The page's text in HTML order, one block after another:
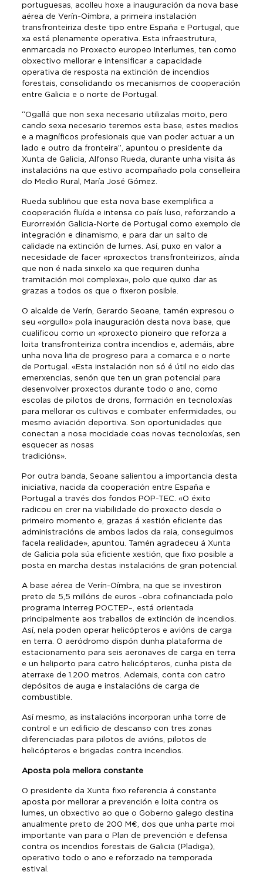
portuguesas, acolleu hoxe a inauguración da nova base
aérea de Verín-Oímbra, a primeira instalación
transfronteiriza deste tipo entre España e Portugal, que
xa está plenamente operativa. Esta infraestrutura,
enmarcada no Proxecto europeo Interlumes, ten como
obxectivo mellorar e intensificar a capacidade
operativa de resposta na extinción de incendios
forestais, consolidando os mecanismos de cooperación
entre Galicia e o norte de Portugal.
“Ogallá que non sexa necesario utilizalas moito, pero
cando sexa necesario teremos esta base, estes medios
e a magníficos profesionais que van poder actuar a un
lado e outro da fronteira”, apuntou o presidente da
Xunta de Galicia, Alfonso Rueda, durante unha visita ás
instalacións na que estivo acompañado pola conselleira
do Medio Rural, María José Gómez.
Rueda subliñou que esta nova base exemplifica a
cooperación fluída e intensa co país luso, reforzando a
Eurorrexión Galicia-Norte de Portugal como exemplo de
integración e dinamismo, e para dar un salto de
calidade na extinción de lumes. Así, puxo en valor a
necesidade de facer «proxectos transfronteirizos, aínda
que non é nada sinxelo xa que requiren dunha
tramitación moi complexa», polo que quixo dar as
grazas a todos os que o fixeron posible.
O alcalde de Verín, Gerardo Seoane, tamén expresou o
seu «orgullo» pola inauguración desta nova base, que
cualificou como un «proxecto pioneiro que reforza a
loita transfronteiriza contra incendios e, ademáis, abre
unha nova liña de progreso para a comarca e o norte
de Portugal. «Esta instalación non só é útil no eido das
emerxencias, senón que ten un gran potencial para
desenvolver proxectos durante todo o ano, como
escolas de pilotos de drons, formación en tecnoloxías
para mellorar os cultivos e combater enfermidades, ou
mesmo aviación deportiva. Son oportunidades que
conectan a nosa mocidade coas novas tecnoloxías, sen
esquecer as nosas
tradicións».
Por outra banda, Seoane salientou a importancia desta
iniciativa, nacida da cooperación entre España e
Portugal a través dos fondos POP-TEC. «O éxito
radicou en crer na viabilidade do proxecto desde o
primeiro momento e, grazas á xestión eficiente das
administracións de ambos lados da raia, conseguimos
facela realidade», apuntou. Tamén agradeceu á Xunta
de Galicia pola súa eficiente xestión, que fixo posible a
posta en marcha destas instalacións de gran potencial.
A base aérea de Verín-Oímbra, na que se investiron
preto de 5,5 millóns de euros –obra cofinanciada polo
programa Interreg POCTEP–, está orientada
principalmente aos traballos de extinción de incendios.
Así, nela poden operar helicópteros e avións de carga
en terra. O aeródromo dispón dunha plataforma de
estacionamento para seis aeronaves de carga en terra
e un heliporto para catro helicópteros, cunha pista de
aterraxe de 1.200 metros. Ademais, conta con catro
depósitos de auga e instalacións de carga de
combustible.
Así mesmo, as instalacións incorporan unha torre de
control e un edificio de descanso con tres zonas
diferenciadas para pilotos de avións, pilotos de
helicópteros e brigadas contra incendios.
Aposta pola mellora constante
O presidente da Xunta fixo referencia á constante
aposta por mellorar a prevención e loita contra os
lumes, un obxectivo ao que o Goberno galego destina
anualmente preto de 200 M€, dos que unha parte moi
importante van para o Plan de prevención e defensa
contra os incendios forestais de Galicia (Pladiga),
operativo todo o ano e reforzado na temporada
estival.